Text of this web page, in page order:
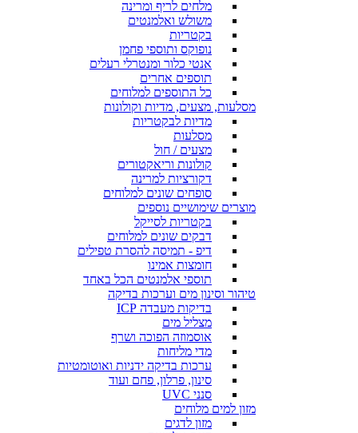
מלחים לריף ומרינה
משולש ואלמנטים
בקטריות
נופוקס ותוספי פחמן
אנטי כלור ומנטרלי רעלים
תוספים אחרים
כל התוספים למלוחים
מסלעות, מצעים, מדיות וקולונות
מדיות לבקטריות
מסלעות
מצעים / חול
קולונות וריאקטורים
דקורציות למרינה
סופחים שונים למלוחים
מוצרים שימושיים נוספים
בקטריות לסייקל
דבקים שונים למלוחים
דיפ - תמיסה להסרת טפילים
חומצות אמינו
תוספי אלמנטים הכל באחד
טיהור וסינון מים וערכות בדיקה
בדיקות מעבדה ICP
מצליל מים
אוסמוזה הפוכה ושרף
מדי מליחות
ערכות בדיקה ידניות ואוטומטיות
סינון, פרלון, פחם ועוד
סנני UVC
מזון למים מלוחים
מזון לדגים